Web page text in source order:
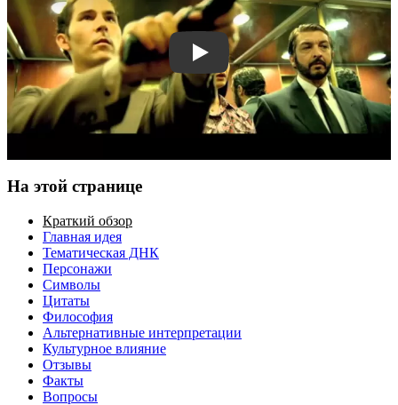
Смотреть трейлер
На этой странице
Краткий обзор
Главная идея
Тематическая ДНК
Персонажи
Символы
Цитаты
Философия
Альтернативные интерпретации
Культурное влияние
Отзывы
Факты
Вопросы